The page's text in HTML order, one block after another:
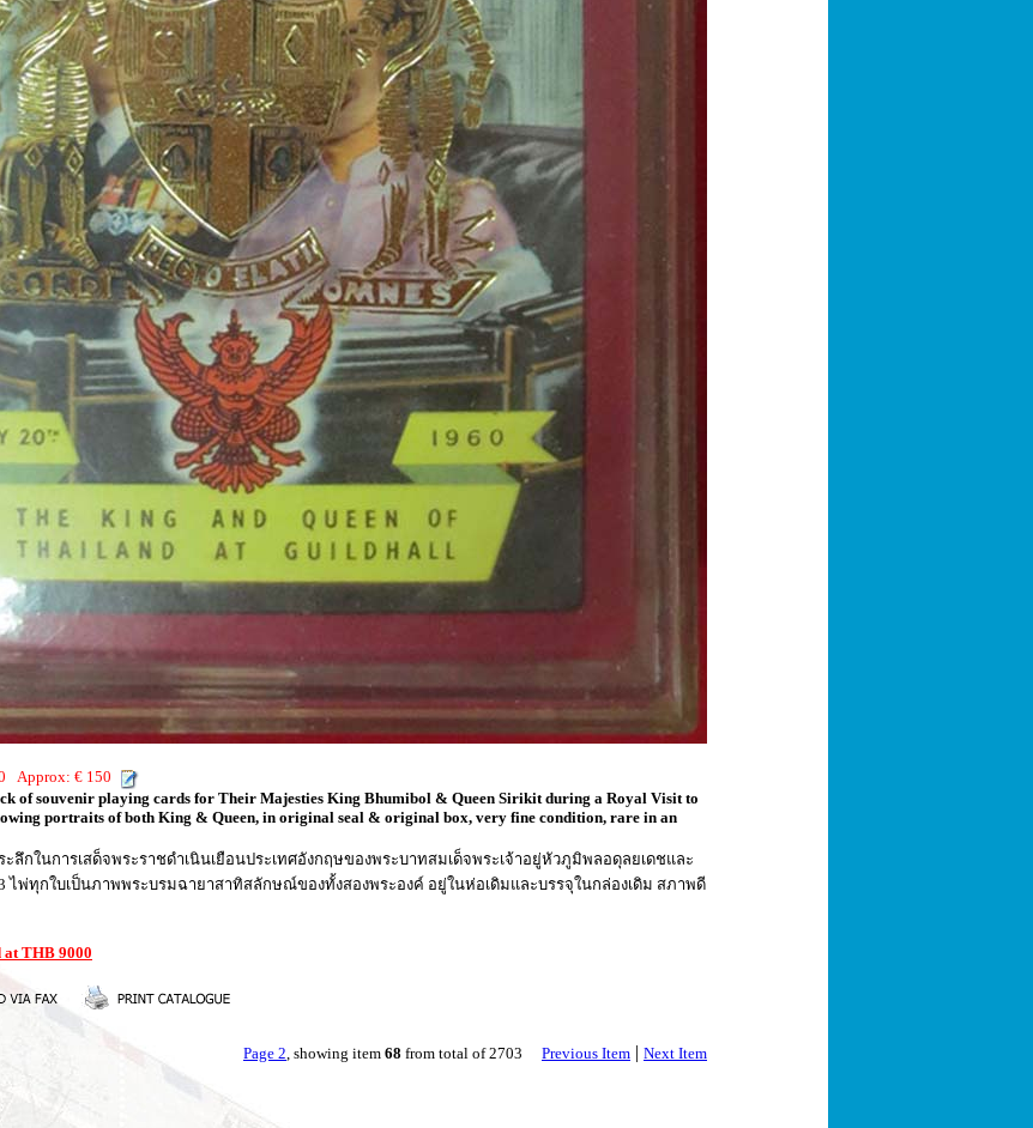
Approx: € 150
of souvenir playing cards for Their Majesties King Bhumibol & Queen Sirikit during a Royal Visit to
portraits of both King & Queen, in original seal & original box, very fine condition, rare in an
กในการเสด็จพระราชดำเนินเยือนประเทศอังกฤษของพระบาทสมเด็จพระเจ้าอยู่หัวภูมิพลอดุลยเดชและ
ไพ่ทุกใบเป็นภาพพระบรมฉายาสาทิสลักษณ์ของทั้งสองพระองค์ อยู่ในห่อเดิมและบรรจุในกล่องเดิม สภาพดี
at THB 9000
Page 2, showing item 68 from total of 2703 Previous Item | Next Item